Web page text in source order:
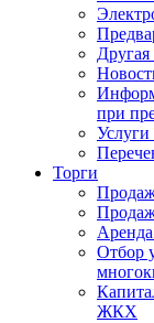
при
Торги
Отбор
ЖКХ